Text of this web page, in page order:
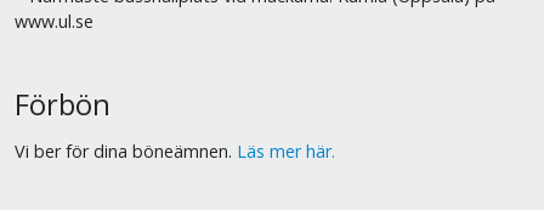
www.ul.se
Förbön
Vi ber för dina böneämnen. Läs mer här.